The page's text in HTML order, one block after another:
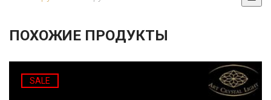
ПОХОЖИЕ ПРОДУКТЫ
SALE